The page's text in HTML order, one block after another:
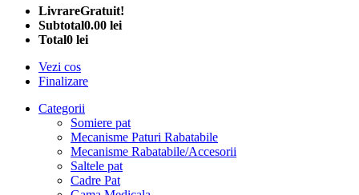
LivrareGratuit!
Subtotal0.00 lei
Total0 lei
Vezi cos
Finalizare
Categorii
Somiere pat
Mecanisme Paturi Rabatabile
Mecanisme Rabatabile/Accesorii
Saltele pat
Cadre Pat